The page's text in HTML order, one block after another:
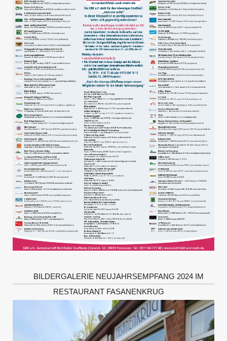
BILDERGALERIE NEUJAHRSEMPFANG 2024 IM
RESTAURANT FASANENKRUG